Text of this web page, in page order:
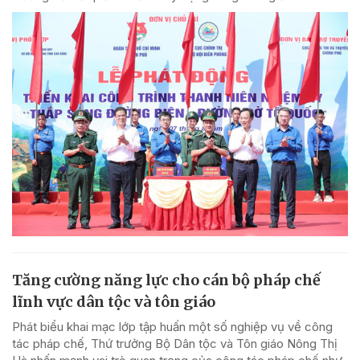
Tăng cường năng lực cho cán bộ pháp chế
lĩnh vực dân tộc và tôn giáo
Phát biểu khai mạc lớp tập huấn một số nghiệp vụ về công
tác pháp chế, Thứ trưởng Bộ Dân tộc và Tôn giáo Nông Thị